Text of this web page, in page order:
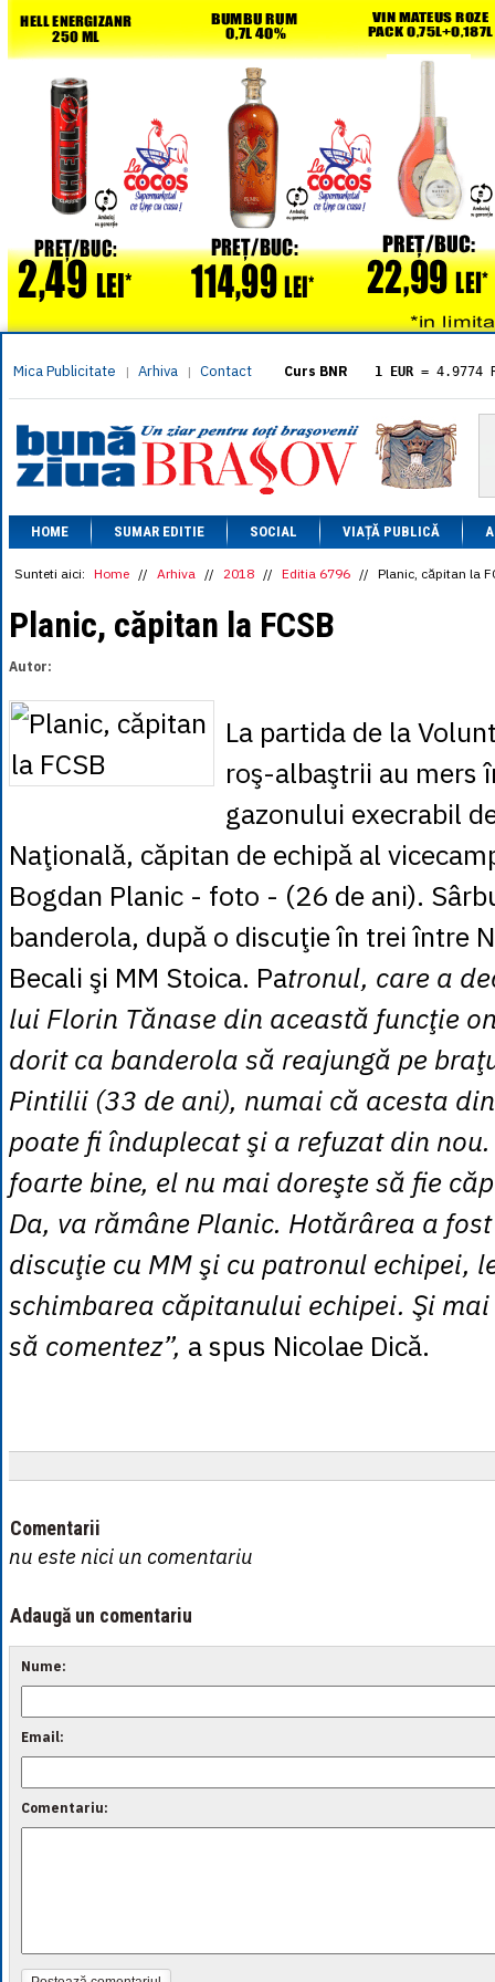
Mica Publicitate | Arhiva | Contact Curs BNR 1 EUR = 4.9774
= 5.8304
1 XAU= 464.4611
1 AED= 1.1933
1 AUD= 2.7957
1 BGN= 2.5449
1 CAD= 3.1559
1 CHF= 5.2813
1 CNY= 0.6015
1 MDL = 0.2538
1 NOK
= 0.4191
1 PLN= 1.1646
1 RUB= 0.0530
1 SEK= 0.4526
1 TRY= 0.1141
1 UAH = 0.1048
1 XDR= 5.9383
1 ZAR
= 0.2318
HOME SUMAR EDITIE SOCIAL VIAȚĂ PUBLICĂ
Sunteti aici: Home // Arhiva // 2018 // Editia 6796 // Planic, căpitan la
Planic, căpitan la FCSB
Autor:
La partida de la
roş-albaştrii au mers
gazonului execrabil
Naţională, căpitan de echipă al
Bogdan Planic - foto - (26 de ani).
banderola, după o discuţie în trei între
Becali şi MM Stoica. Patronul, care a
lui Florin Tănase din această funcţie
dorit ca banderola să reajungă pe
Pintilii (33 de ani), numai că acesta
poate fi înduplecat şi a refuzat din
foarte bine, el nu mai doreşte să fie
Da, va rămâne Planic. Hotărârea a
discuţie cu MM şi cu patronul echipei,
schimbarea căpitanului echipei. Şi
să comentez”, a spus Nicolae Dică.
Comentarii
nu este nici un comentariu
Adaugă un comentariu
Nume:
Email:
Comentariu: